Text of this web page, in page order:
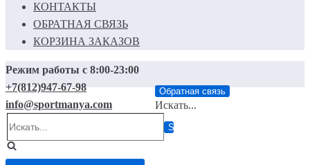
КОНТАКТЫ
ОБРАТНАЯ СВЯЗЬ
КОРЗИНА ЗАКАЗОВ
Режим работы с 8:00-23:00
+7(812)947-67-98
info@sportmanya.com
Обратная связь
Искать...